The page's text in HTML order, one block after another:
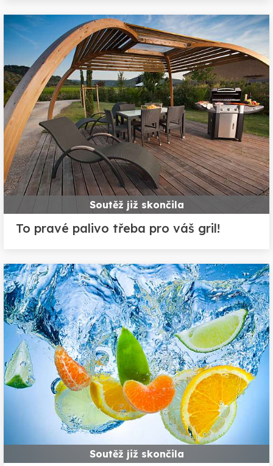
Soutěž již skončila
To pravé palivo třeba pro váš gril!
Soutěž již skončila